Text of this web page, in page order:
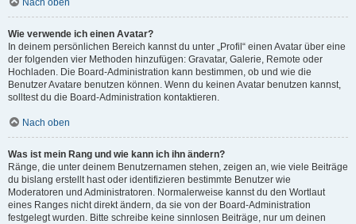
Nach oben
Wie verwende ich einen Avatar?
In deinem persönlichen Bereich kannst du unter „Profil“ einen Avatar über eine
der folgenden vier Methoden hinzufügen: Gravatar, Galerie, Remote oder
Hochladen. Die Board-Administration kann bestimmen, ob und wie die
Benutzer Avatare benutzen können. Wenn du keinen Avatar benutzen kannst,
solltest du die Board-Administration kontaktieren.
Nach oben
Was ist mein Rang und wie kann ich ihn ändern?
Ränge, die unter deinem Benutzernamen stehen, zeigen an, wie viele Beiträge
du bislang erstellt hast oder identifizieren bestimmte Benutzer wie
Moderatoren und Administratoren. Normalerweise kannst du den Wortlaut
eines Ranges nicht direkt ändern, da sie von der Board-Administration
festgelegt wurden. Bitte schreibe keine sinnlosen Beiträge, nur um deinen